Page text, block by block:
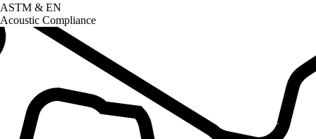
ASTM & EN
Acoustic Compliance